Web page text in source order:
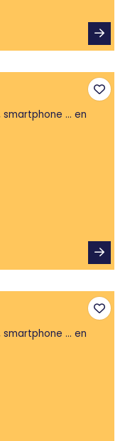
... en
... en